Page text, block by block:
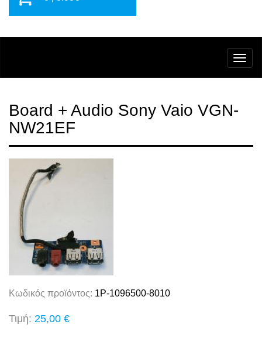
Board + Audio Sony Vaio VGN-
NW21EF
Κωδικός προϊόντος: 1P-1096500-8010
Τιμή: 25,00 €